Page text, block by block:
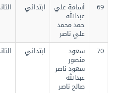
أسامة علي
عبدالله
حمد محمد
علي ناصر
ابتدائي الثاني
سعود
منصور
سعود ناصر
عبدالله
صالح ناصر
ابتدائي الثاني